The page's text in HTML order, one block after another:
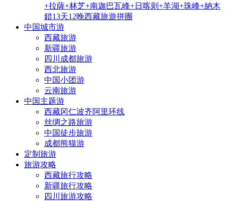
+拉薩+林芝+南迦巴瓦峰+日喀则+羊湖+珠峰+納木
錯13天12晚西藏旅遊拼團
中国城市游
西藏旅游
新疆旅游
四川成都旅游
西北旅游
中国小团游
云南旅游
中国主题游
西藏冈仁波齐阿里环线
丝绸之路旅游
中国徒步旅游
成都熊猫游
定制旅游
旅游攻略
西藏旅行攻略
新疆旅行攻略
四川旅游攻略